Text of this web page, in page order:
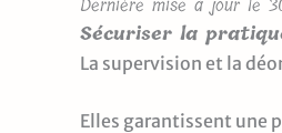
Sécuriser la
La supervision et la
Elles garantissent une